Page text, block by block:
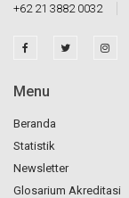
+62 21 3882 0032
Menu
Beranda
Statistik
Newsletter
Glosarium Akreditasi